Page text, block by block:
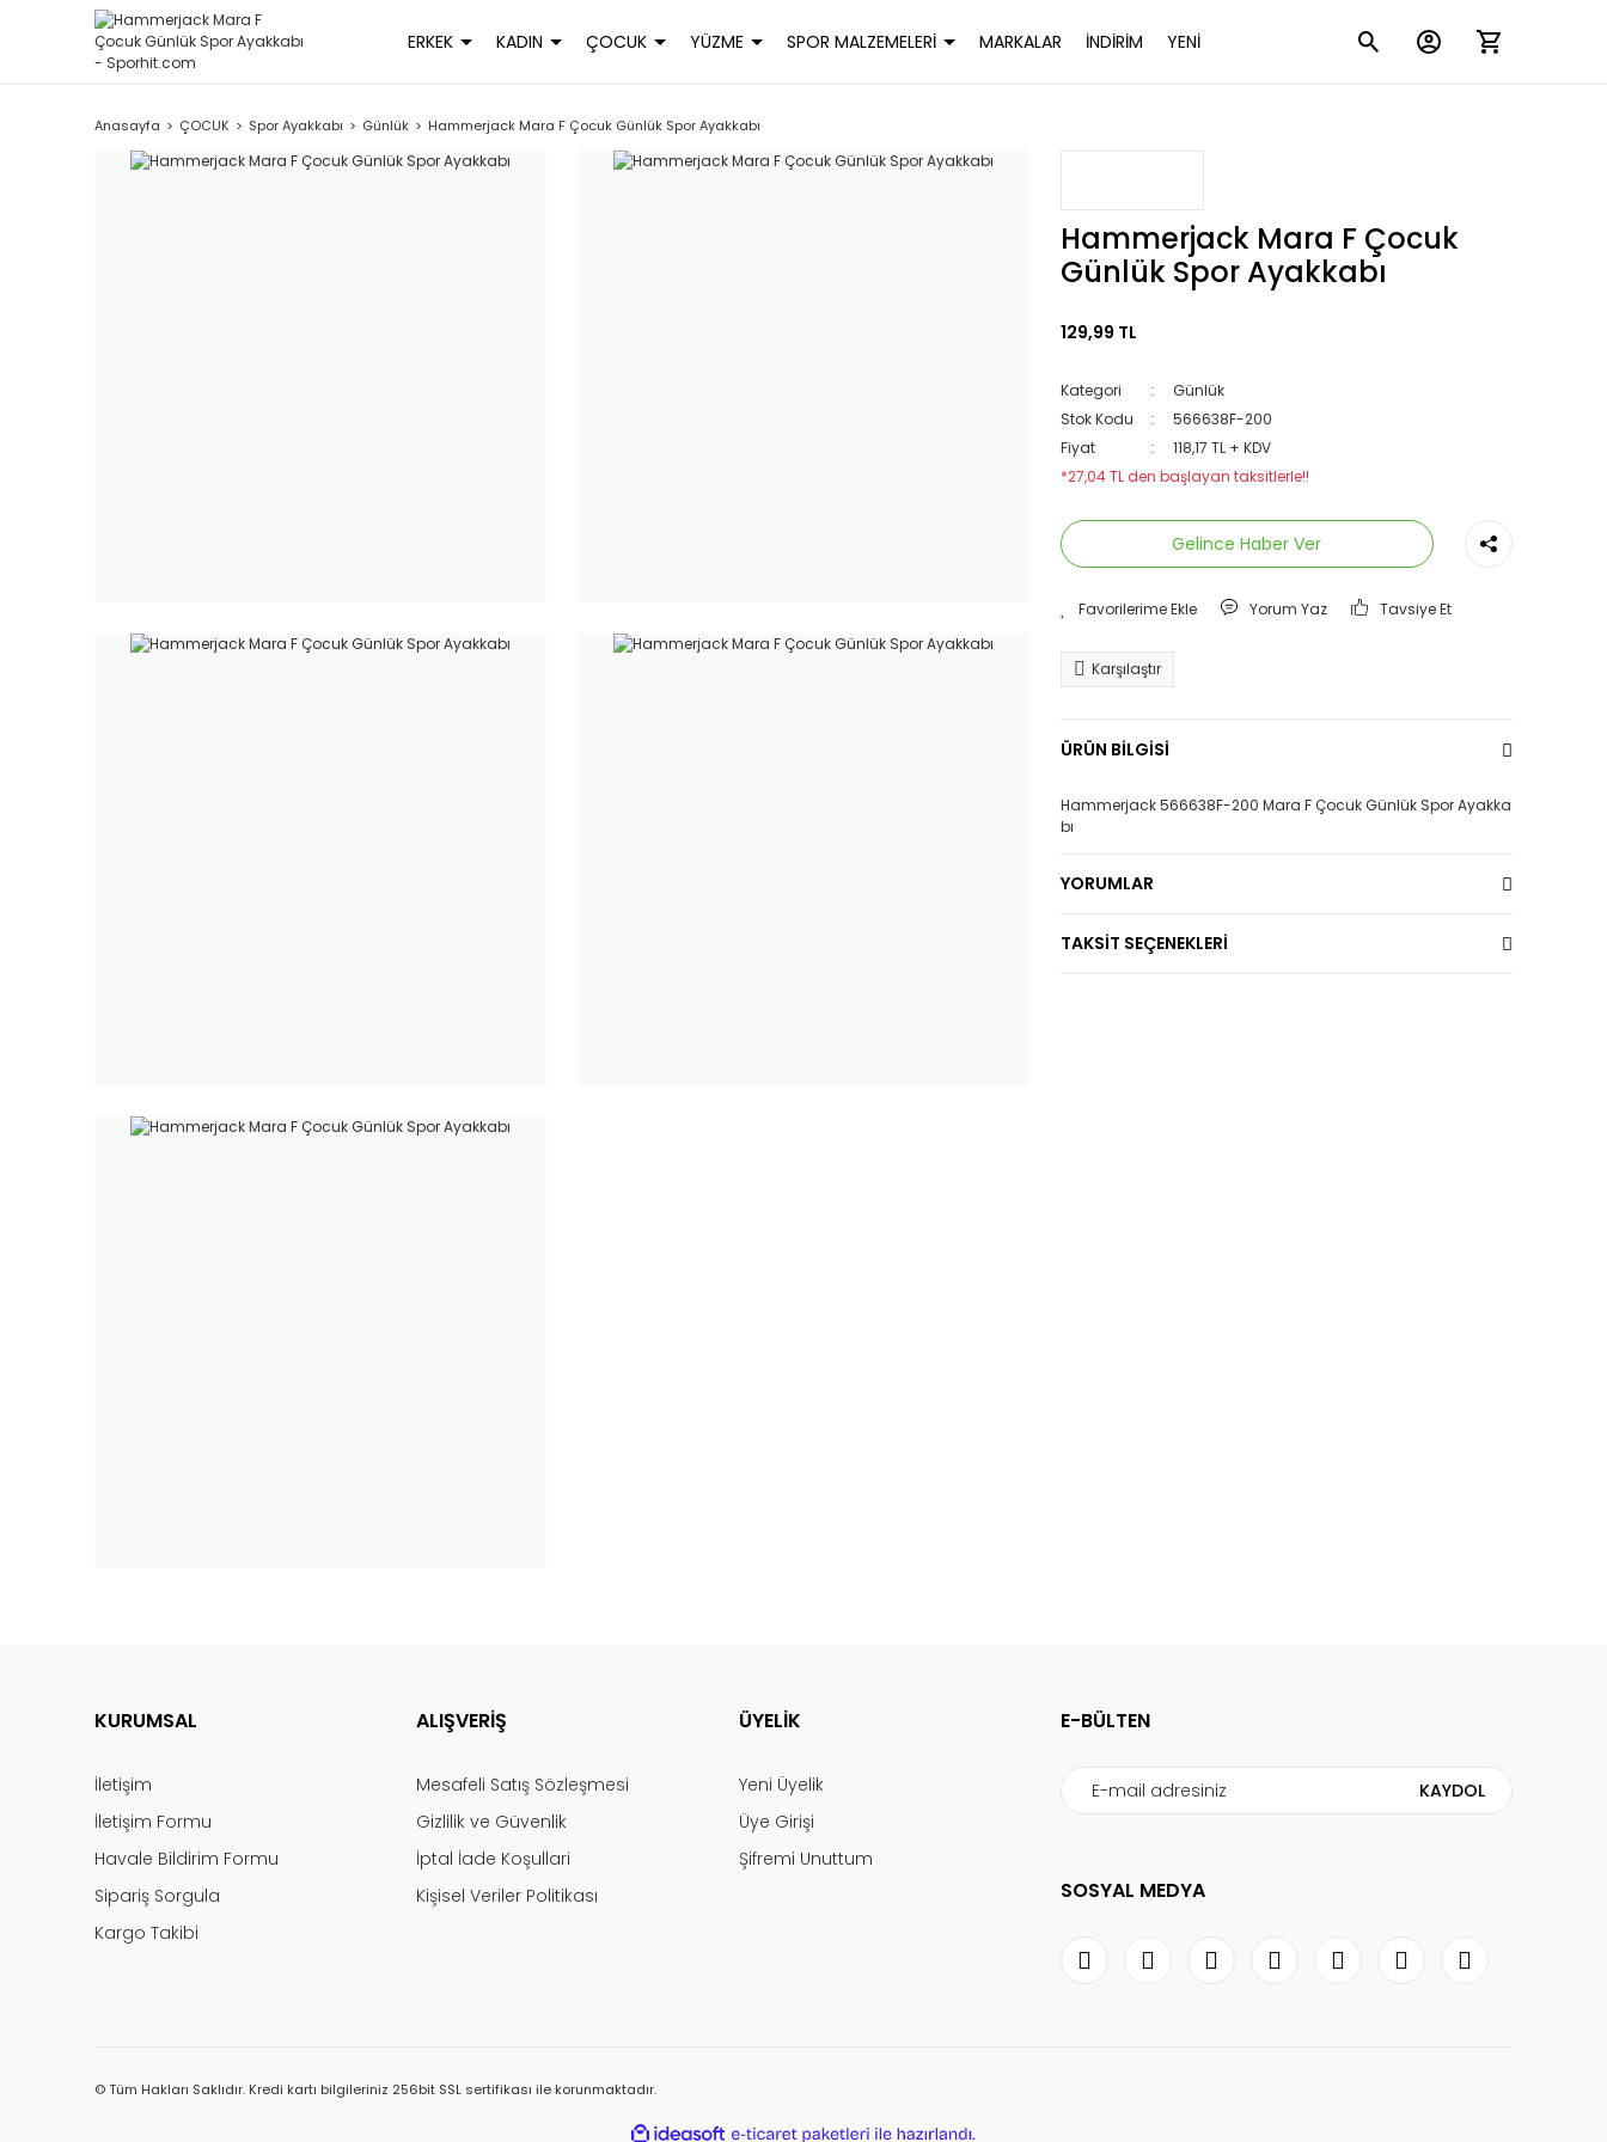
ERKEK KADIN ÇOCUK YÜZME SPOR MALZEMELERİ MARKALAR İNDİRİM YENİ
Anasayfa ÇOCUK Spor Ayakkabı Günlük Hammerjack Mara F Çocuk Günlük Spor Ayakkabı
Hammerjack Mara F Çocuk
Günlük Spor Ayakkabı
129,99 TL
Kategori
Günlük
Stok Kodu
566638F-200
Fiyat
118,17 TL + KDV
*27,04 TL den başlayan taksitlerle!!
Gelince Haber Ver
Yorum Yaz Tavsiye Et
Karşılaştır
ÜRÜN BİLGİSİ
Hammerjack 566638F-200 Mara F Çocuk Günlük Spor Ayakka
bı
YORUMLAR
TAKSİT SEÇENEKLERİ
KURUMSAL
İletişim
İletişim Formu
Havale Bildirim Formu
Sipariş Sorgula
Kargo Takibi
ALIŞVERİŞ
Mesafeli Satış Sözleşmesi
Gizlilik ve Güvenlik
İptal İade Koşullari
Kişisel Veriler Politikası
ÜYELİK
Yeni Üyelik
Üye Girişi
Şifremi Unuttum
E-BÜLTEN
KAYDOL
SOSYAL MEDYA
© Tüm Hakları Saklıdır. Kredi kartı bilgileriniz 256bit SSL sertifikası ile korunmaktadır.
ideasoft e-